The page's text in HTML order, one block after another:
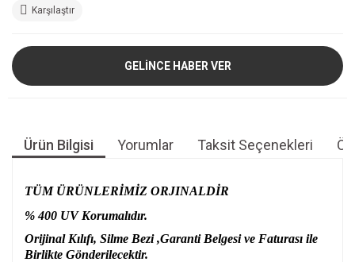
Karşılaştır
GELİNCE HABER VER
Ürün Bilgisi Yorumlar Taksit Seçenekleri
TÜM ÜRÜNLERİMİZ ORJINALDİR
% 400 UV Korumalıdır.
Orijinal Kılıfı, Silme Bezi ,Garanti Belgesi ve Faturası ile
Birlikte Gönderilecektir.